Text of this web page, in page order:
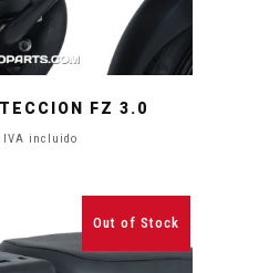
FZ 3.0
IVA incluido
Out of Stock